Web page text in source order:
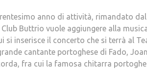
anno di attività, rimandato
Buttrio vuole aggiungere alla
si inserisce il concerto che si terrà al
cantante portoghese di Fado,
fra cui la famosa chitarra